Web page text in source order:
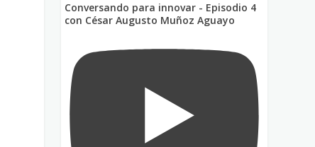
Conversando para innovar - Episodio 4
con César Augusto Muñoz Aguayo